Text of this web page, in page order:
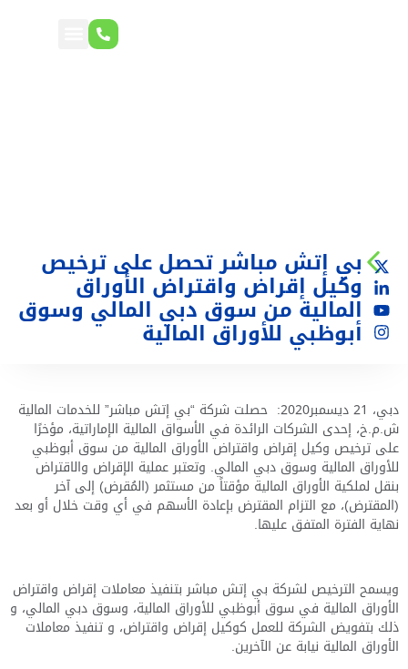
بي إتش مباشر تحصل على ترخيص
وكيل إقراض واقتراض الأوراق
المالية من سوق دبي المالي وسوق
أبوظبي للأوراق المالية
دبي، 21ديسمبر2020: حصلت شركة “بي إتش مباشر” للخدمات المالية
ش.م.خ، إحدى الشركات الرائدة في الأسواق المالية الإماراتية، مؤخرًا
على ترخيص وكيل إقراض واقتراض الأوراق المالية من سوق أبوظبي
للأوراق المالية وسوق دبي المالي. وتعتبر عملية الإقراض والاقتراض
بنقل لملكية الأوراق المالية مؤقتاً من مستثمر (المُقرض) إلى آخر
(المقترض)، مع التزام المقترض بإعادة الأسهم في أي وقت خلال أو بعد
نهاية الفترة المتفق عليها.
ويسمح الترخيص لشركة بي إتش مباشر بتنفيذ معاملات إقراض واقتراض
الأوراق المالية في سوق أبوظبي للأوراق المالية، وسوق دبي المالي، و
ذلك بتفويض الشركة للعمل كوكيل إقراض واقتراض، و تنفيذ معاملات
الأوراق المالية نيابة عن الآخرين.